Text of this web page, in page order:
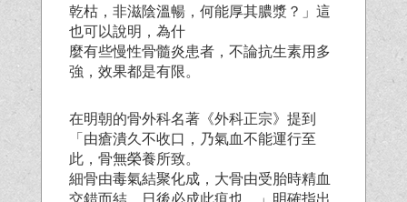
乾枯，非滋陰溫暢，何能厚其膿漿？」這
也可以說明，為什
麼有些慢性骨髓炎患者，不論抗生素用多
強，效果都是有限。
在明朝的骨外科名著《外科正宗》提到
「由瘡潰久不收口，乃氣血不能運行至
此，骨無榮養所致。
細骨由毒氣結聚化成，大骨由受胎時精血
交錯而結，日後必成此疽也。」明確指出